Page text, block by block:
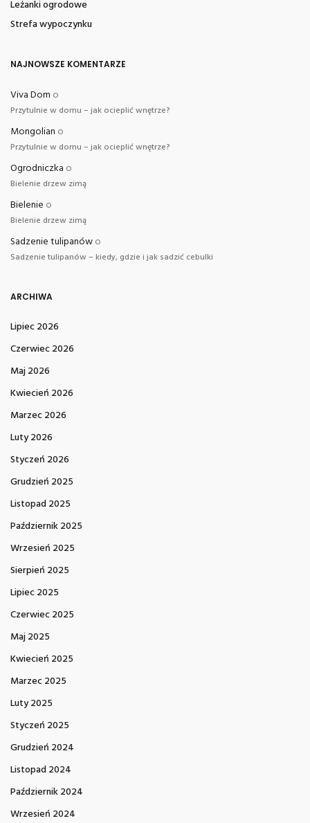
Leżanki ogrodowe
Strefa wypoczynku
NAJNOWSZE KOMENTARZE
Viva Dom o
Przytulnie w domu – jak ocieplić wnętrze?
Mongolian o
Przytulnie w domu – jak ocieplić wnętrze?
Ogrodniczka o
Bielenie drzew zimą
Bielenie o
Bielenie drzew zimą
Sadzenie tulipanówo
Sadzenie tulipanów – kiedy, gdzie i jak sadzić cebulki
ARCHIWA
Lipiec 2026
Czerwiec 2026
Maj 2026
Kwiecień 2026
Marzec 2026
Luty 2026
Styczeń 2026
Grudzień 2025
Listopad 2025
Październik 2025
Wrzesień 2025
Sierpień 2025
Lipiec 2025
Czerwiec 2025
Maj 2025
Kwiecień 2025
Marzec 2025
Luty 2025
Styczeń 2025
Grudzień 2024
Listopad 2024
Październik 2024
Wrzesień 2024